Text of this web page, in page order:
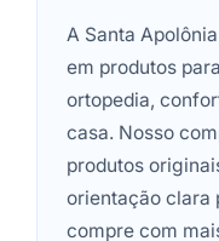
A Santa
em produtos
ortopedia,
casa. Nosso
produtos
orientação clara
compre com